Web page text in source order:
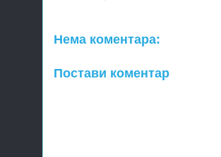
Нема коментара:
Постави коментар